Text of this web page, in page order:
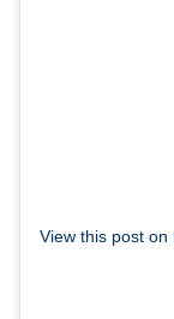
View this post on